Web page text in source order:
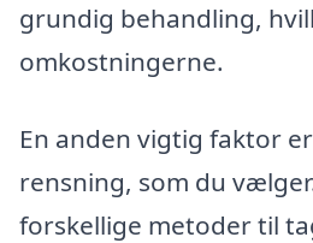
grundig behandling,
omkostningerne.
En anden vigtig faktor
rensning, som du
forskellige metoder til